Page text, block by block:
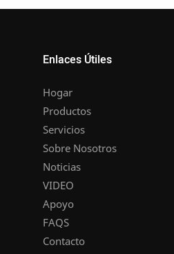
Enlaces Útiles
Hogar
Productos
Servicios
Sobre Nosotros
Noticias
VIDEO
Apoyo
FAQS
Contacto